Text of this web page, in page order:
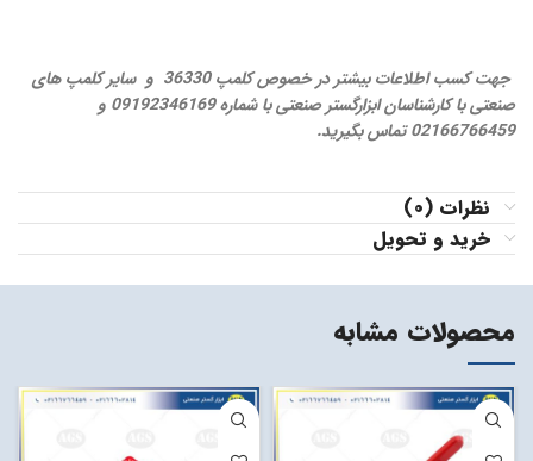
جهت کسب اطلاعات بیشتر در خصوص کلمپ 36330 و سایر کلمپ های
صنعتی
با کارشناسان ابزارگستر صنعتی با شماره 09192346169 و
02166766459 تماس بگیرید.
نظرات (0)
خرید و تحویل
محصولات مشابه